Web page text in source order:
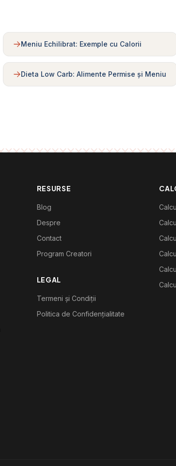
Meniu Echilibrat: Exemple cu Calorii
Dieta Low Carb: Alimente Permise și Meniu
RESURSE
Blog
Despre
Contact
Program Creatori
LEGAL
Termeni și Condiții
Politica de Confidențialitate